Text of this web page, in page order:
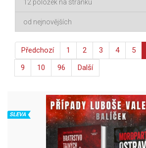
Předchozí 1 2 3 4 5
9
10 96 Další
SLEVA